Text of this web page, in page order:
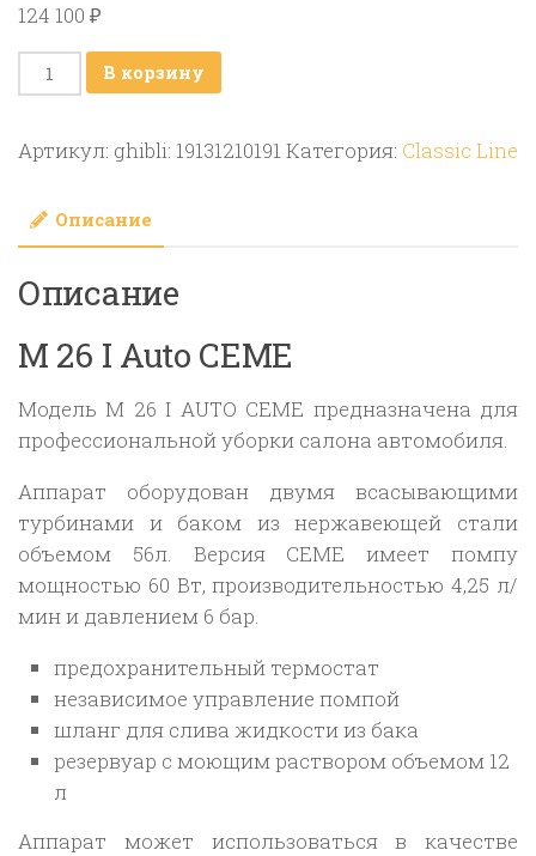
124 100 ₽
Количество
товара
пылесос
26
I
Auto
В корзину
Артикул: ghibli: 19131210191 Категория: Classic Line
Описание
Описание
M 26 I Auto CEME
Модель M 26 I AUTO CEME предназначена для
профессиональной уборки салона автомобиля.
Аппарат оборудован двумя всасывающими
турбинами и баком из нержавеющей стали
объемом 56л. Версия CEME имеет помпу
мощностью 60 Вт, производительностью 4,25 л/
мин и давлением 6 бар.
предохранительный термостат
независимое управление помпой
шланг для слива жидкости из бака
резервуар с моющим раствором объемом 12
л
Аппарат может использоваться в качестве